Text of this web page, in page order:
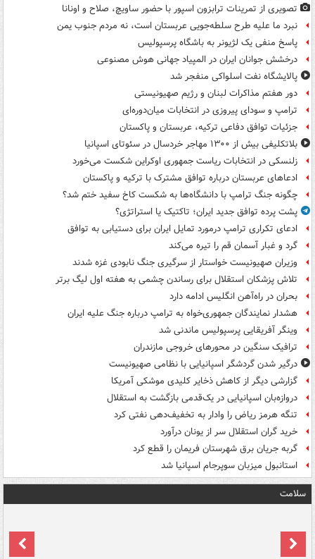
تصویری از تمرینات ترابزون اسپور با حضور ساویچ، صلاح و اونانا
نبرد ما علیه طرح سلطه‌جویی عربستان است، نه مردم جنوب یمن
پاسخ منفی یک لژیونر به باشگاه پرسپولیس
درخشش جوانان ایران در المپیاد جهانی هوش مصنوعی
پالایشگاه نفت اسلواکی منفجر شد
دور هفتم مذاکرات لبنان و رژیم صهیونیستی
ترامپ و سودای پیروزی در انتخابات میان‌دوره‌ای
جزئیات توافق دفاعی ترکیه، عربستان و پاکستان
بلاتکلیفی بیش از ۱۳۰۰ مهاجر خردسال در سئوتای اسپانیا
زلنسکی در انتخابات ریاست جمهوری اوکراین شکست می‌خورد
ادعاهای عربستان درباره توافق مشترک با ترکیه و پاکستان
چگونه جنگ ترامپ با دانشگاه‌ها به شکست کاخ سفید ختم شد؟
پشت پرده توافق جدید ایران؛ تاکتیک یا استراتژی؟
ادعای تکراری ترامپ درمورد تمایل ایران برای دستیابی به توافق
گرد و غبار آسمان قم را تیره می‌کند
وزیران صهیونیست خواستار از سرگیری جنگ نابودی غزه شدند
تلاش پزشکان استقلال برای رساندن چشمی به هفته اول لیگ برتر
بحران در راه‌آهن انگلیس ادامه دارد
هشدار نمایندگان جمهوری‌خواه به ترامپ درباره جنگ علیه ایران
وینگر آفریقایی پرسپولیس ماندنی شد
ترافیک سنگین در محورهای خروجی مازندران
درگیر شدن گردشگر اسپانیایی با نظامی صهیونیست
گزارشی دیگر از کاهش ذخایر کلیدی موشکی آمریکا
دروازه‌بان اسپانیایی در یک‌قدمی بازگشت به استقلال
تنگه هرمز ریاض را وادار به تخفیف‌دهی نفتی کرد
خرید گران استقلال سر از یونان درآورد
گربه جریان برق شهرستان فریمان را قطع کرد
استانبول میزبان سوپرجام اسپانیا شد
سلامت